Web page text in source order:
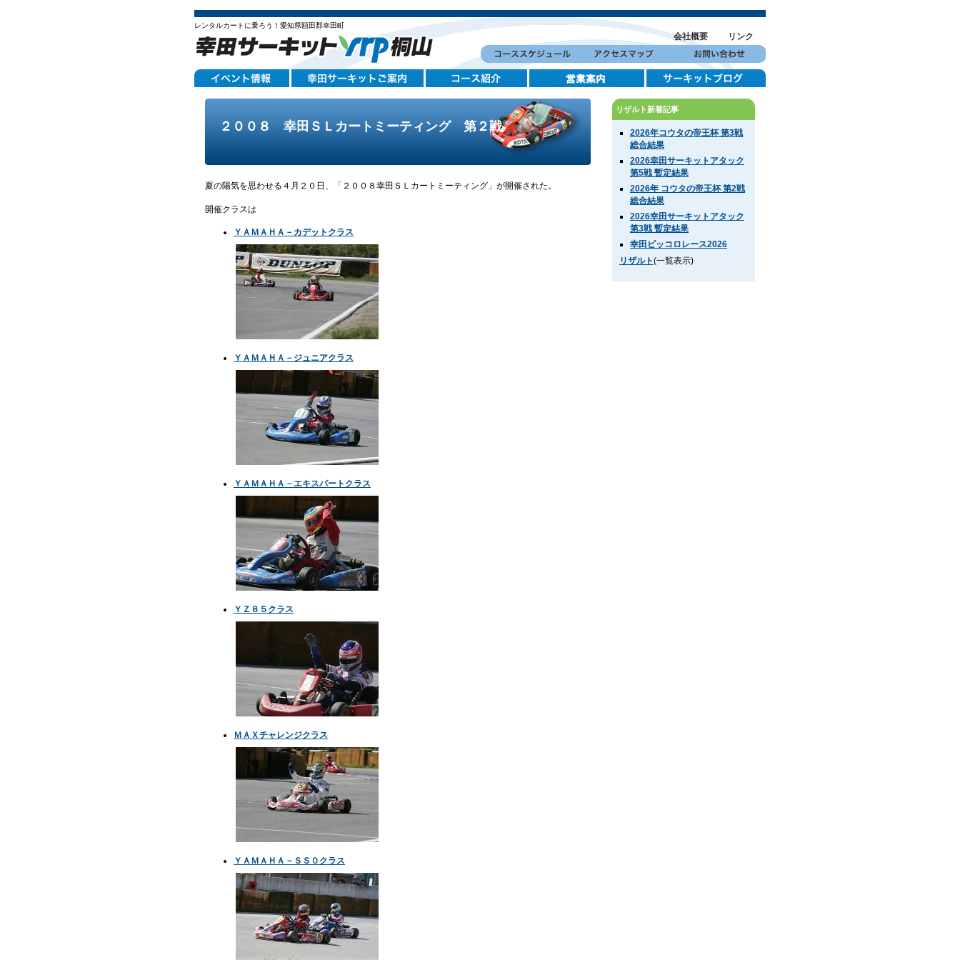
レンタルカートに乗ろう！愛知県額田郡幸田町
リンク
会社概要
リザルト新着記事
2026年コウタの帝王杯 第3戦
総合結果
2026幸田サーキットアタック
第5戦 暫定結果
2026年 コウタの帝王杯 第2戦
総合結果
2026幸田サーキットアタック
第3戦 暫定結果
幸田ピッコロレース2026
リザルト(一覧表示)
２００８ 幸田ＳＬカートミーティング 第２戦
夏の陽気を思わせる４月２０日、「２００８幸田ＳＬカートミーティング」が開催された。
開催クラスは
ＹＡＭＡＨＡ－カデットクラス
ＹＡＭＡＨＡ－ジュニアクラス
ＹＡＭＡＨＡ－エキスパートクラス
ＹＺ８５クラス
ＭＡＸチャレンジクラス
ＹＡＭＡＨＡ－ＳＳ０クラス